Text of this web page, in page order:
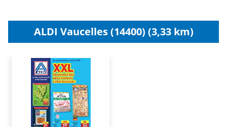
ALDI Vaucelles (14400) (3,33 km)